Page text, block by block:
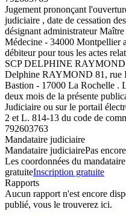
Jugement prononçant
judiciaire , date de cessation
désignant administrateur
Médecine - 34000 Montpellier
débiteur pour tous les actes
SCP DELPHINE RAYMOND
Delphine RAYMOND 81, rue
Bastion - 17000 La Rochelle .
deux mois de la présente
Judiciaire ou sur le portail
2 et L. 814-13 du code de
792603763
Mandataire judiciaire
Mandataire judiciairePas
Les coordonnées du
gratuiteInscription gratuite
Rapports
Aucun rapport n'est encore
publié, vous le trouverez ici.